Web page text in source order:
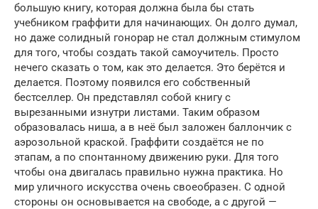
большую книгу, которая должна была бы стать
учебником граффити для начинающих. Он долго думал,
но даже солидный гонорар не стал должным стимулом
для того, чтобы создать такой самоучитель. Просто
нечего сказать о том, как это делается. Это берётся и
делается. Поэтому появился его собственный
бестселлер. Он представлял собой книгу с
вырезанными изнутри листами. Таким образом
образовалась ниша, а в неё был заложен баллончик с
аэрозольной краской. Граффити создаётся не по
этапам, а по спонтанному движению руки. Для того
чтобы она двигалась правильно нужна практика. Но
мир уличного искусства очень своеобразен. С одной
стороны он основывается на свободе, а с другой —